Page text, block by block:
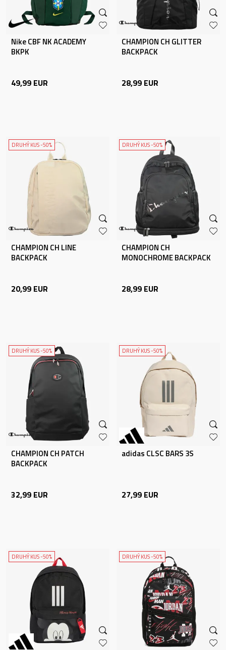
Nike CBF NK ACADEMY
BKPK
49,99 EUR
CHAMPION CH GLITTER
BACKPACK
28,99 EUR
DRUHÝ KUS -50%
CHAMPION CH LINE
BACKPACK
20,99 EUR
DRUHÝ KUS -50%
CHAMPION CH
MONOCHROME BACKPACK
28,99 EUR
DRUHÝ KUS -50%
CHAMPION CH PATCH
BACKPACK
32,99 EUR
DRUHÝ KUS -50%
adidas CLSC BARS 3S
27,99 EUR
DRUHÝ KUS -50% DRUHÝ KUS -50%